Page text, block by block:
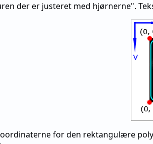
der er justeret med hjørnerne".
for den rektangulære